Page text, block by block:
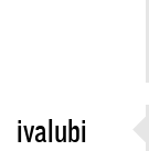
ivalubi